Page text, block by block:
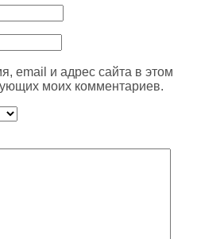
email и адрес сайта в этом
моих комментариев.